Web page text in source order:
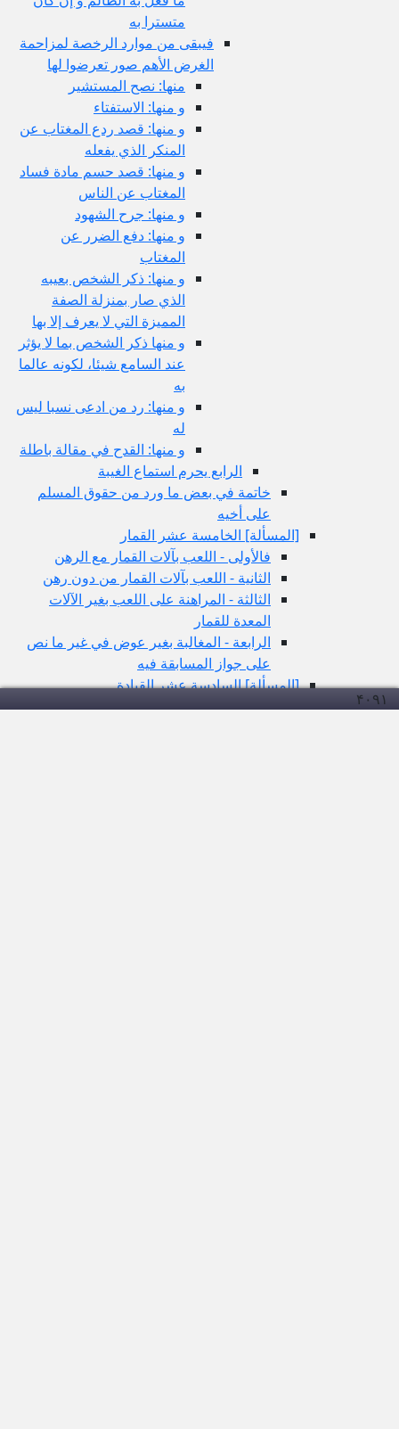
متسترا به
فيبقى من موارد الرخصة لمزاحمة
الغرض الأهم صور تعرضوا لها
منها: نصح المستشير
و منها: الاستفتاء
و منها: قصد ردع المغتاب عن
المنكر الذي يفعله
و منها: قصد حسم مادة فساد
المغتاب عن الناس
و منها: جرح الشهود
و منها: دفع الضرر عن
المغتاب
و منها: ذكر الشخص بعيبه
الذي صار بمنزلة الصفة
المميزة التي لا يعرف إلا بها
و منها ذكر الشخص بما لا يؤثر
عند السامع شيئا، لكونه عالما
به
و منها: رد من ادعى نسبا ليس
له
و منها: القدح في مقالة باطلة
الرابع يحرم استماع الغيبة
خاتمة في بعض ما ورد من حقوق المسلم
على أخيه
[المسألة] الخامسة عشر القمار
فالأولى - اللعب بآلات القمار مع الرهن
الثانية - اللعب بآلات القمار من دون رهن
الثالثة - المراهنة على اللعب بغير الآلات
المعدة للقمار
الرابعة - المغالبة بغير عوض في غير ما نص
على جواز المسابقة فيه
[المسألة] السادسة عشر القيادة
۴۰۹۱